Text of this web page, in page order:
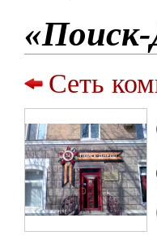
«Поиск-
Сеть